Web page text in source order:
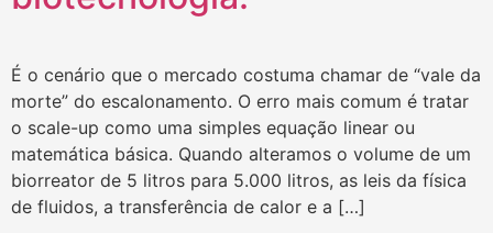
É o cenário que o mercado costuma chamar de “vale da
morte” do escalonamento. O erro mais comum é tratar
o scale-up como uma simples equação linear ou
matemática básica. Quando alteramos o volume de um
biorreator de 5 litros para 5.000 litros, as leis da física
de fluidos, a transferência de calor e a […]